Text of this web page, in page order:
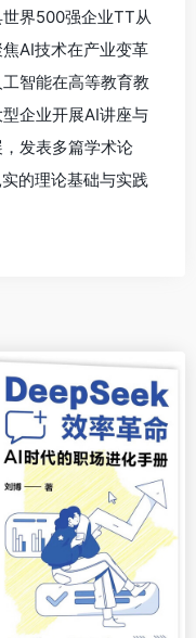
界500强企业TT从
AI技术在产业变革
智能在高等教育教
企业开展AI讲座与
发表多篇学术论
的理论基础与实践